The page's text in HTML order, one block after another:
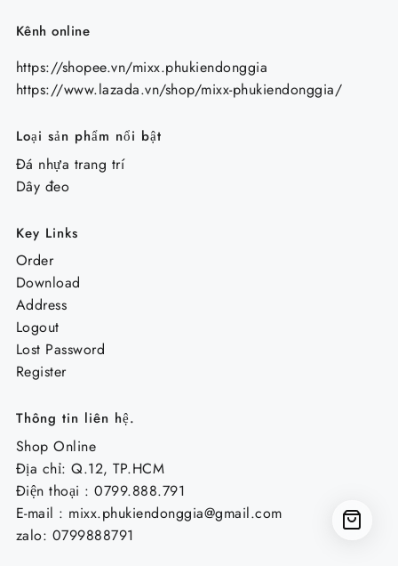
Kênh online
https://shopee.vn/mixx.phukiendonggia
https://www.lazada.vn/shop/mixx-phukiendonggia/
Loại sản phẩm nổi bật
Đá nhựa trang trí
Dây đeo
Key Links
Order
Download
Address
Logout
Lost Password
Register
Thông tin liên hệ.
Shop Online
Địa chỉ: Q.12, TP.HCM
Điện thoại : 0799.888.791
E-mail : mixx.phukiendonggia@gmail.com
zalo: 0799888791